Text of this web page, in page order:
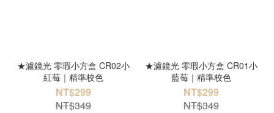
★濾鏡光 零瑕小方盒 CR02小
紅莓｜精準校色
NT$299
NT$349
★濾鏡光 零瑕小方盒 CR01小
藍莓｜精準校色
NT$299
NT$349